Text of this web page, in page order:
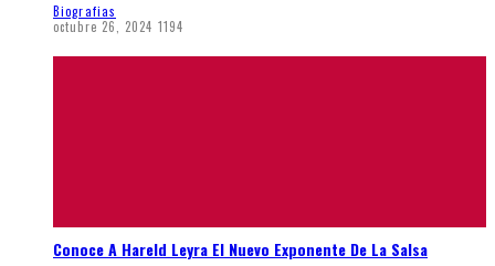
Biografias
octubre 26, 2024 1194
Conoce A Hareld Leyra El Nuevo Exponente De La Salsa